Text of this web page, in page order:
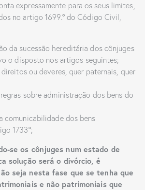
expressamente para os seus limites,
no artigo 1699.º do Código Civil,
da sucessão hereditária dos cônjuges
o disposto nos artigos seguintes;
ou deveres, quer paternais, quer
sobre administração dos bens do
comunicabilidade dos bens
1733º;
se os cônjuges num estado de
solução será o divórcio, é
seja nesta fase que se tenha que
e não patrimoniais que